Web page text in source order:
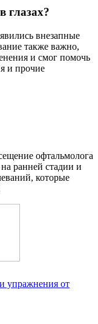
глазах?
внезапные
также важно,
и смог помочь
и прочие
офтальмолога
ранней стадии и
которые
упражнения от